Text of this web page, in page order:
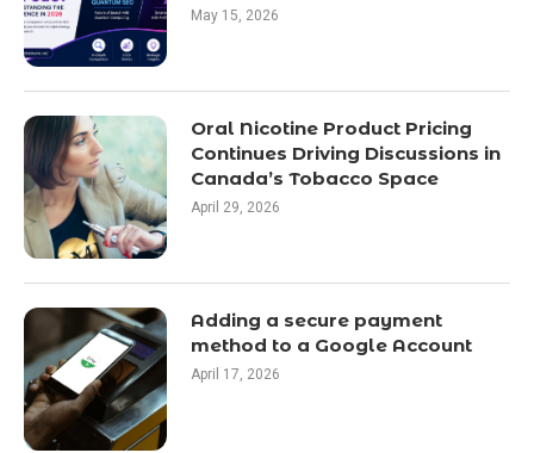
May 15, 2026
Oral Nicotine Product Pricing
Continues Driving Discussions in
Canada’s Tobacco Space
April 29, 2026
Adding a secure payment
method to a Google Account
April 17, 2026